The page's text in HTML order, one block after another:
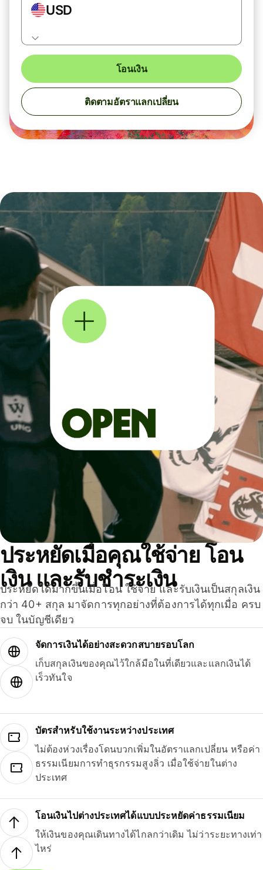
USD
โอนเงิน
ติดตามอัตราแลกเปลี่ยน
ประหยัดเมื่อคุณใช้จ่าย โอน
เงิน และรับชำระเงิน
ประหยัดได้มากขึ้นเมื่อโอน ใช้จ่าย และรับเงินเป็นสกุลเงิน
กว่า 40+ สกุล มาจัดการทุกอย่างที่ต้องการได้ทุกเมื่อ ครบ
จบ ในบัญชีเดียว
จัดการเงินได้อย่างสะดวกสบายรอบโลก
เก็บสกุลเงินของคุณไว้ใกล้มือในที่เดียวและแลกเงินได้
เร็วทันใจ
บัตรสำหรับใช้งานระหว่างประเทศ
ไม่ต้องห่วงเรื่องโดนบวกเพิ่มในอัตราแลกเปลี่ยน หรือค่า
ธรรมเนียมการทำธุรกรรมสูงลิ่ว เมื่อใช้จ่ายในต่าง
ประเทศ
โอนเงินไปต่างประเทศได้แบบประหยัดค่าธรรมเนียม
ให้เงินของคุณเดินทางได้ไกลกว่าเดิม ไม่ว่าระยะทางเท่า
ไหร่